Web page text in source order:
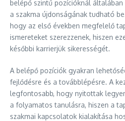
belépő szintű pozícióknál
a szakma újdonságának tudható
hogy az első években megfelelő
ismereteket szerezzenek, hiszen
későbbi karrierjük sikerességét.
A belépő pozíciók gyakran
fejlődésre és a továbblépésre. A
legfontosabb, hogy nyitottak
a folyamatos tanulásra, hiszen a
szakmai kapcsolatok kialakítása